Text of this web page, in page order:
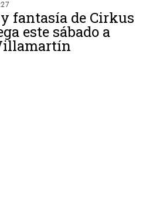
fantasía de Cirkus
este sábado a